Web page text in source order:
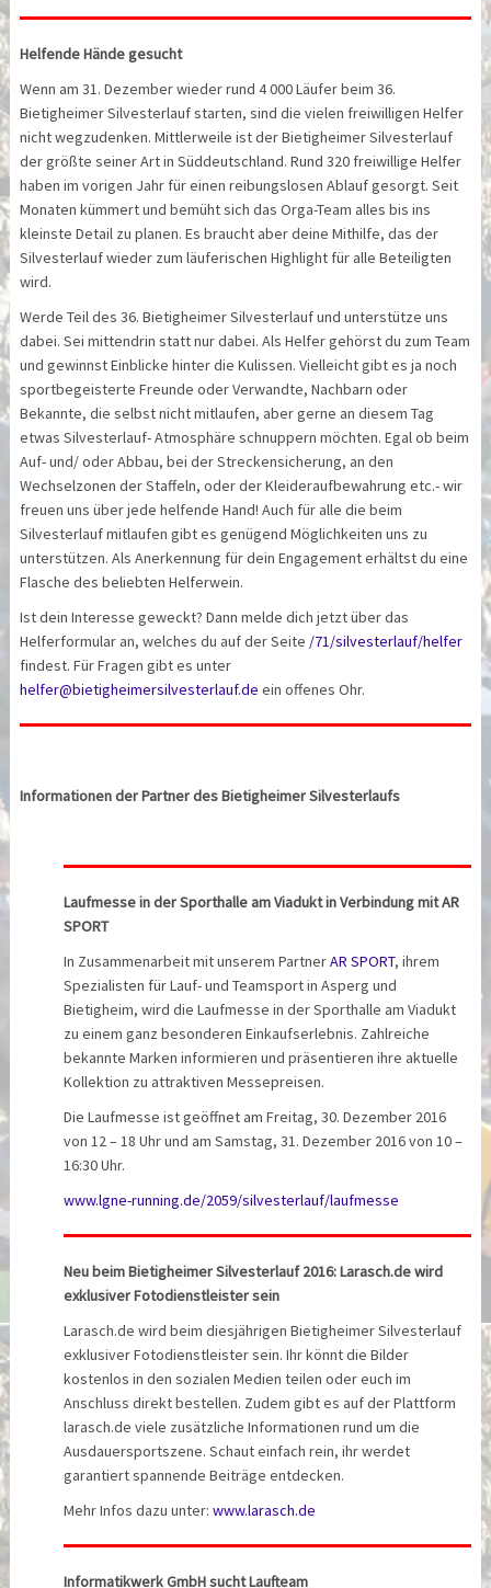
Helfende Hände gesucht
Wenn am 31. Dezember wieder rund 4 000 Läufer beim 36.
Bietigheimer Silvesterlauf starten, sind die vielen freiwilligen Helfer
nicht wegzudenken. Mittlerweile ist der Bietigheimer Silvesterlauf
der größte seiner Art in Süddeutschland. Rund 320 freiwillige Helfer
haben im vorigen Jahr für einen reibungslosen Ablauf gesorgt. Seit
Monaten kümmert und bemüht sich das Orga-Team alles bis ins
kleinste Detail zu planen. Es braucht aber deine Mithilfe, das der
Silvesterlauf wieder zum läuferischen Highlight für alle Beteiligten
wird.
Werde Teil des 36. Bietigheimer Silvesterlauf und unterstütze uns
dabei. Sei mittendrin statt nur dabei. Als Helfer gehörst du zum Team
und gewinnst Einblicke hinter die Kulissen. Vielleicht gibt es ja noch
sportbegeisterte Freunde oder Verwandte, Nachbarn oder
Bekannte, die selbst nicht mitlaufen, aber gerne an diesem Tag
etwas Silvesterlauf- Atmosphäre schnuppern möchten. Egal ob beim
Auf- und/ oder Abbau, bei der Streckensicherung, an den
Wechselzonen der Staffeln, oder der Kleideraufbewahrung etc.- wir
freuen uns über jede helfende Hand! Auch für alle die beim
Silvesterlauf mitlaufen gibt es genügend Möglichkeiten uns zu
unterstützen. Als Anerkennung für dein Engagement erhältst du eine
Flasche des beliebten Helferwein.
Ist dein Interesse geweckt? Dann melde dich jetzt über das
Helferformular an, welches du auf der Seite /71/silvesterlauf/helfer
findest. Für Fragen gibt es unter
helfer@bietigheimersilvesterlauf.de ein offenes Ohr.
Informationen der Partner des Bietigheimer Silvesterlaufs
Laufmesse in der Sporthalle am Viadukt in Verbindung mit AR
SPORT
In Zusammenarbeit mit unserem PartnerAR SPORT, ihrem
Spezialisten für Lauf- und Teamsport in Asperg und
Bietigheim, wird die Laufmesse in der Sporthalle am Viadukt
zu einem ganz besonderen Einkaufserlebnis. Zahlreiche
bekannte Marken informieren und präsentieren ihre aktuelle
Kollektion zu attraktiven Messepreisen.
Die Laufmesse ist geöffnet am Freitag, 30. Dezember 2016
von 12 – 18 Uhr und am Samstag, 31. Dezember 2016 von 10 –
16:30 Uhr.
www.lgne-running.de/2059/silvesterlauf/laufmesse
Neu beim Bietigheimer Silvesterlauf 2016: Larasch.de wird
exklusiver Fotodienstleister sein
Larasch.de wird beim diesjährigen Bietigheimer Silvesterlauf
exklusiver Fotodienstleister sein. Ihr könnt die Bilder
kostenlos in den sozialen Medien teilen oder euch im
Anschluss direkt bestellen. Zudem gibt es auf der Plattform
larasch.de viele zusätzliche Informationen rund um die
Ausdauersportszene. Schaut einfach rein, ihr werdet
garantiert spannende Beiträge entdecken.
Mehr Infos dazu unter:www.larasch.de
Informatikwerk GmbH sucht Laufteam